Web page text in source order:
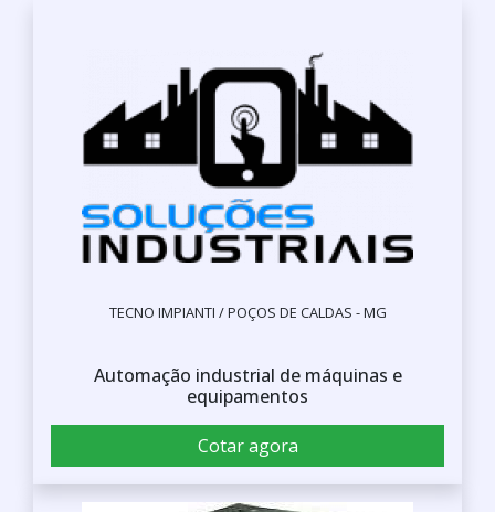
TECNO IMPIANTI / POÇOS DE CALDAS - MG
Automação industrial de máquinas e
equipamentos
Cotar agora